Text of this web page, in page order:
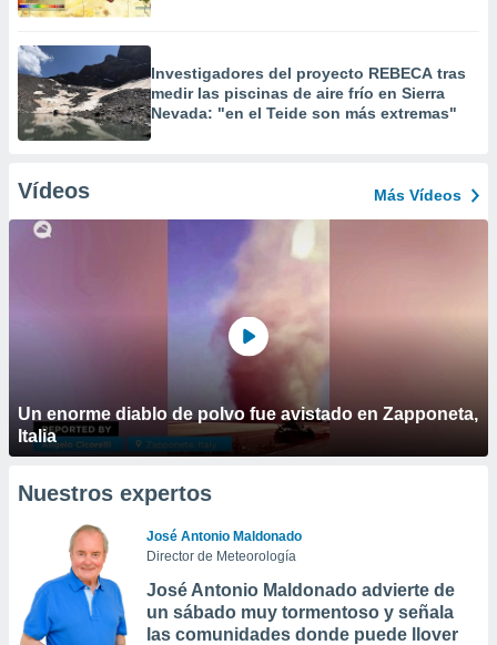
Investigadores del proyecto REBECA tras
medir las piscinas de aire frío en Sierra
Nevada: "en el Teide son más extremas"
Vídeos Más Vídeos
Un enorme diablo de polvo fue avistado en Zapponeta,
Italia
Nuestros expertos
José Antonio Maldonado
Director de Meteorología
José Antonio Maldonado advierte de
un sábado muy tormentoso y señala
las comunidades donde puede llover